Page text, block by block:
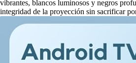
vibrantes, blancos luminosos y negros
integridad de la proyección sin sacrificar